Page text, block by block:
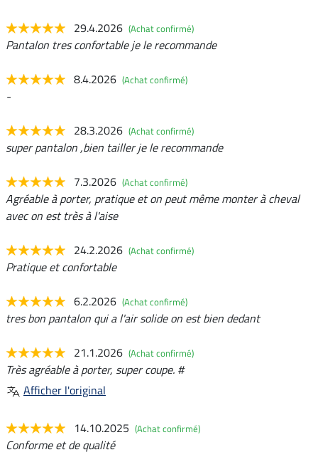
29.4.2026 (Achat confirmé)
Pantalon tres confortable je le recommande
8.4.2026 (Achat confirmé)
-
28.3.2026 (Achat confirmé)
super pantalon ,bien tailler je le recommande
7.3.2026 (Achat confirmé)
Agréable à porter, pratique et on peut même monter à cheval
avec on est très à l'aise
24.2.2026 (Achat confirmé)
Pratique et confortable
6.2.2026 (Achat confirmé)
tres bon pantalon qui a l'air solide on est bien dedant
21.1.2026 (Achat confirmé)
Très agréable à porter, super coupe. #
Afficher l'original
14.10.2025 (Achat confirmé)
Conforme et de qualité